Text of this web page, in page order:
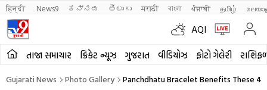
हिन्दी News9 ಕನ್ನಡ తెలుగు मराठी বাংলা ਪੰਜਾਬੀ தமிழ்
AQI
તાજા સમાચાર ક્રિકેટ ન્યૂઝ ગુજરાત વીડિયોઝ ફોટો ગેલેરી
Gujarati News Photo Gallery Panchdhatu Bracelet Benefits These 4